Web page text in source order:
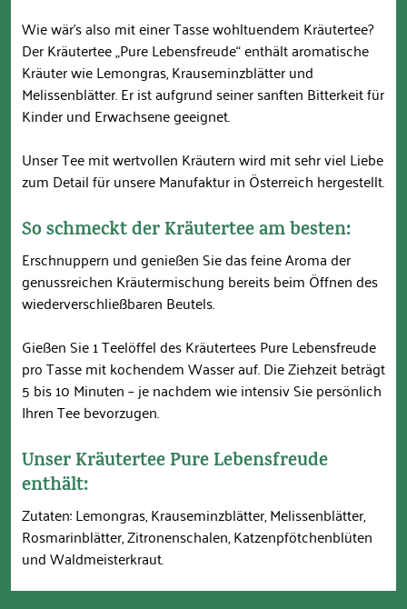
Wie wär’s also mit einer Tasse wohltuendem Kräutertee?
Der Kräutertee „Pure Lebensfreude“ enthält aromatische
Kräuter wie Lemongras, Krauseminzblätter und
Melissenblätter. Er ist aufgrund seiner sanften Bitterkeit für
Kinder und Erwachsene geeignet.
Unser Tee mit wertvollen Kräutern wird mit sehr viel Liebe
zum Detail für unsere Manufaktur in Österreich hergestellt.
So schmeckt der Kräutertee am besten:
Erschnuppern und genießen Sie das feine Aroma der
genussreichen Kräutermischung bereits beim Öffnen des
wiederverschließbaren Beutels.
Gießen Sie 1 Teelöffel des Kräutertees Pure Lebensfreude
pro Tasse mit kochendem Wasser auf. Die Ziehzeit beträgt
5 bis 10 Minuten – je nachdem wie intensiv Sie persönlich
Ihren Tee bevorzugen.
Unser Kräutertee Pure Lebensfreude
enthält:
Zutaten: Lemongras, Krauseminzblätter, Melissenblätter,
Rosmarinblätter, Zitronenschalen, Katzenpfötchenblüten
und Waldmeisterkraut.